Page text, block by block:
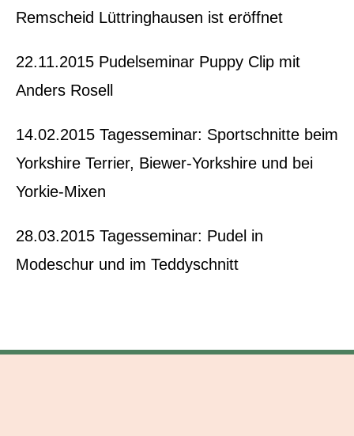
Remscheid Lüttringhausen ist eröffnet
22.11.2015 Pudelseminar Puppy Clip mit
Anders Rosell
14.02.2015 Tagesseminar: Sportschnitte beim
Yorkshire Terrier, Biewer-Yorkshire und bei
Yorkie-Mixen
28.03.2015 Tagesseminar: Pudel in
Modeschur und im Teddyschnitt